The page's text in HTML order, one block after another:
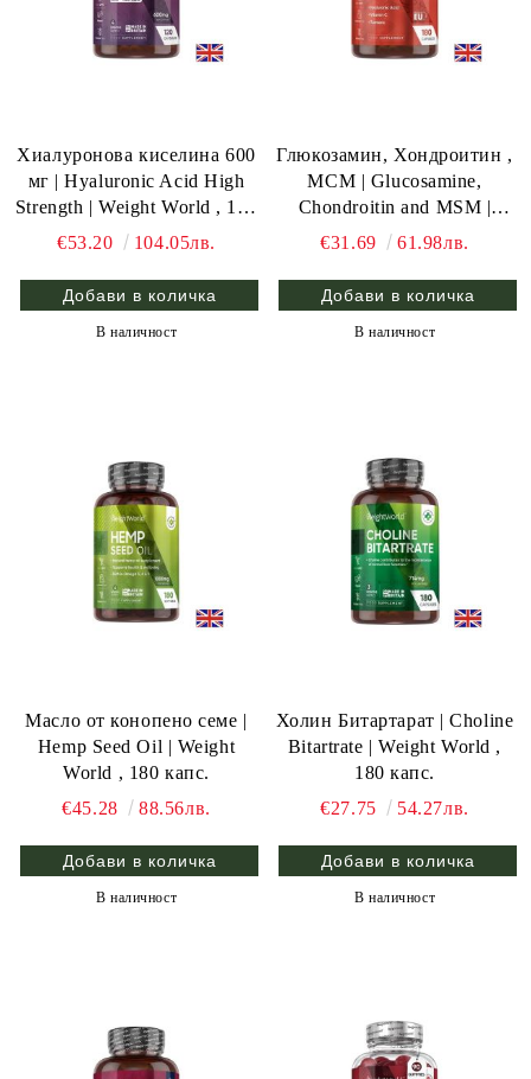
Хиалуронова киселина 600
мг | Hyaluronic Acid High
Strength | Weight World , 120
капс.
€53.20 104.05лв.
В наличност
Глюкозамин, Хондроитин ,
МСМ | Glucosamine,
Chondroitin and MSM |
Weight World , 180 капс.
€31.69 61.98лв.
В наличност
Масло от конопено семе |
Hemp Seed Oil | Weight
World , 180 капс.
€45.28
88.56лв.
В наличност
Холин Битартарат | Choline
Bitartrate | Weight World ,
180 капс.
€27.75
54.27лв.
В наличност